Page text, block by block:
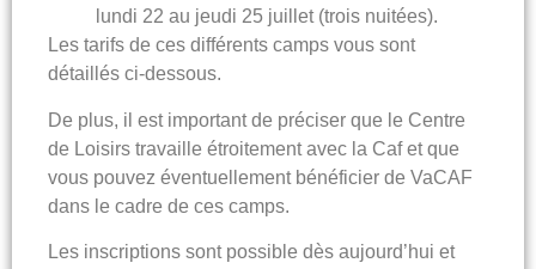
lundi 22 au jeudi 25 juillet (trois nuitées).
Les tarifs de ces différents camps vous sont
détaillés ci-dessous.
De plus, il est important de préciser que le Centre
de Loisirs travaille étroitement avec la Caf et que
vous pouvez éventuellement bénéficier de VaCAF
dans le cadre de ces camps.
Les inscriptions sont possible dès aujourd’hui et